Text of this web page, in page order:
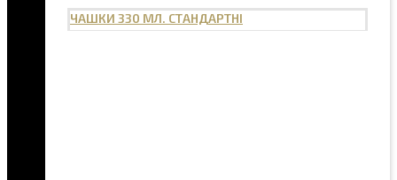
ЧАШКИ 330 МЛ. СТАНДАРТНІ